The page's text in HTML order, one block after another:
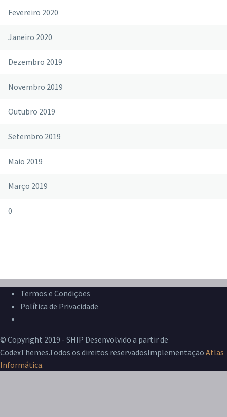
Fevereiro 2020
Janeiro 2020
Dezembro 2019
Novembro 2019
Outubro 2019
Setembro 2019
Maio 2019
Março 2019
0
Termos e Condições
Política de Privacidade
© Copyright 2019 - SHIP Desenvolvido a partir de
CodexThemes.Todos os direitos reservadosImplementação Atlas
Informática.